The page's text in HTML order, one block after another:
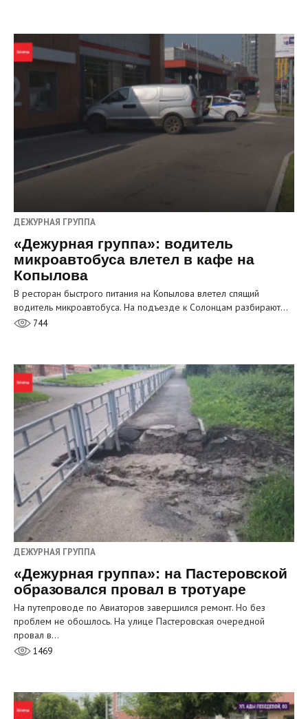
ДЕЖУРНАЯ ГРУППА
«Дежурная группа»: водитель
микроавтобуса влетел в кафе на
Копылова
В ресторан быстрого питания на Копылова влетел спящий
водитель микроавтобуса. На подъезде к Солонцам разбирают…
744
ДЕЖУРНАЯ ГРУППА
«Дежурная группа»: на Пастеровской
образовался провал в тротуаре
На путепроводе по Авиаторов завершился ремонт. Но без
проблем не обошлось. На улице Пастеровская очередной
провал в…
1469